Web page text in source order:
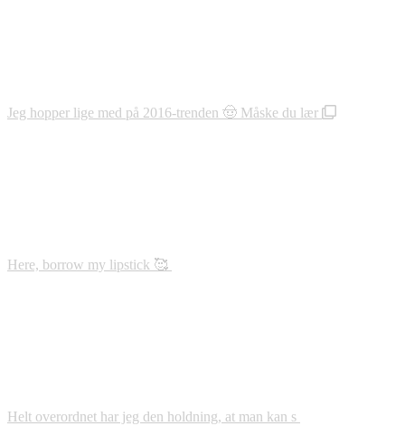
Jeg hopper lige med på 2016-trenden 🤠 Måske du lær
Here, borrow my lipstick 🥰
Helt overordnet har jeg den holdning, at man kan s